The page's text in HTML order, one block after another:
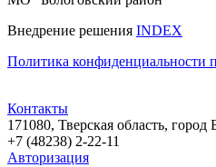
Внедрение решения INDEX
Политика конфиденциальности
Контакты
171080, Тверская область,
+7 (48238) 2-22-11
Авторизация